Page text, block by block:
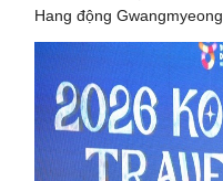
Hang động Gwangmyeong.